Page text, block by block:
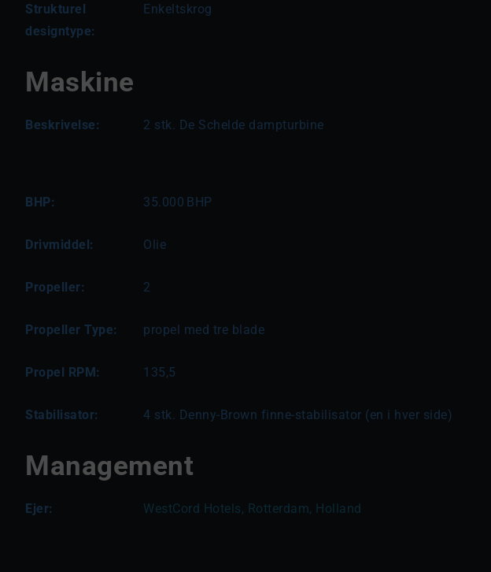
Strukturel
designtype:
Enkeltskrog
Maskine
Beskrivelse: 2 stk. De Schelde dampturbine
BHP: 35.000 BHP
Drivmiddel: Olie
Propeller: 2
Propeller Type: propel med tre blade
Propel RPM: 135,5
Stabilisator: 4 stk. Denny-Brown finne-stabilisator (en i hver side)
Management
Ejer: WestCord Hotels, Rotterdam, Holland